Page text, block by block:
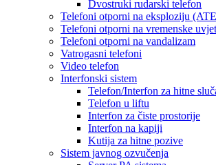
Dvostruki rudarski telefon
Telefoni otporni na eksploziju
Telefoni otporni na vremenske
Telefoni otporni na vandalizam
Vatrogasni telefoni
Video telefon
Interfonski sistem
Telefon/Interfon za hitne
Telefon u liftu
Interfon za čiste prostorije
Interfon na kapiji
Kutija za hitne pozive
Sistem javnog ozvučenja